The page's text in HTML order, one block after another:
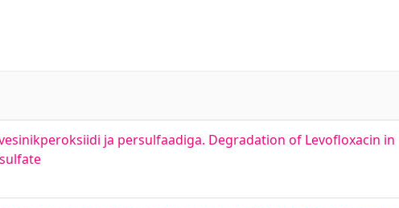
ja persulfaadiga. Degradation of Levofloxacin in